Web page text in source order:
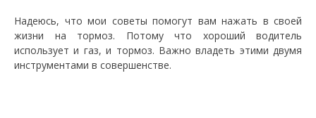
Надеюсь, что мои советы помогут вам нажать в своей
жизни на тормоз. Потому что хороший водитель
использует и газ, и тормоз. Важно владеть этими двумя
инструментами в совершенстве.